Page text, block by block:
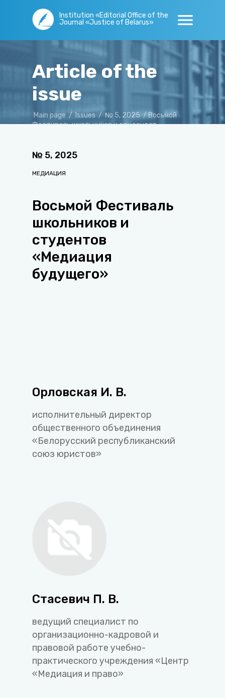
Institution «Editorial Office of the
Journal «Justice of Belarus»
Article of the
issue
Main page / Issues / № 5, 2025 /Восьмой
Фестиваль школьников и студентов
№ 5, 2025
МЕДИАЦИЯ
Восьмой Фестиваль
школьников и
студентов
«Медиация
будущего»
Орловская И. В.
исполнительный директор
общественного объединения
«Белорусский республиканский
союз юристов»
Стасевич П. В.
ведущий специалист по
организационно-кадровой и
правовой работе учебно-
практического учреждения «Центр
«Медиация и право»